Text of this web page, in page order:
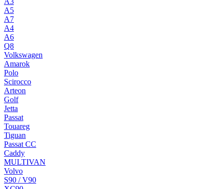
A5
A7
A4
A6
Q8
Volkswagen
Amarok
Polo
Scirocco
Arteon
Golf
Jetta
Passat
Touareg
Tiguan
Passat CC
Caddy
MULTIVAN
Volvo
S90 / V90